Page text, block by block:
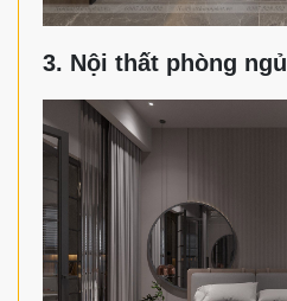
3. Nội thất phòng ngủ